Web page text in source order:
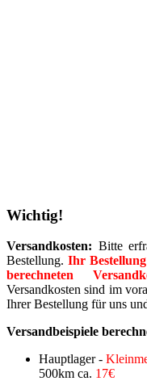
Wichtig!
Versandkosten: Bitte
Bestellung. Ihr
berechneten
Versandkosten sind im
Ihrer Bestellung für uns
Versandbeispiele
Hauptlager -
500km ca. 17€